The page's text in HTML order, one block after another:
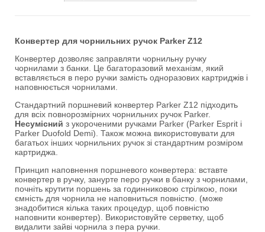
Конвертер для чорнильних ручок Parker Z12
Конвертер дозволяє заправляти чорнильну ручку
чорнилами з банки. Це багаторазовий механізм, який
вставляється в перо ручки замість одноразових картриджів і
наповнюється чорнилами.
Стандартний поршневий конвертер Parker Z12 підходить
для всіх повнорозмірних чорнильних ручок Parker.
Несумісний з укороченими ручками Parker (Parker Esprit і
Parker Duofold Demi). Також можна використовувати для
багатьох інших чорнильних ручок зі стандартним розміром
картриджа.
Принцип наповнення поршневого конвертера: вставте
конвертер в ручку, занурте перо ручки в банку з чорнилами,
почніть крутити поршень за годинниковою стрілкою, поки
ємність для чорнила не наповниться повністю. (може
знадобитися кілька таких процедур, щоб повністю
наповнити конвертер). Використовуйте серветку, щоб
видалити зайві чорнила з пера ручки.